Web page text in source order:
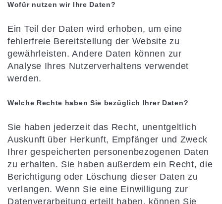
Wofür nutzen wir Ihre Daten?
Ein Teil der Daten wird erhoben, um eine
fehlerfreie Bereitstellung der Website zu
gewährleisten. Andere Daten können zur
Analyse Ihres Nutzerverhaltens verwendet
werden.
Welche Rechte haben Sie bezüglich Ihrer Daten?
Sie haben jederzeit das Recht, unentgeltlich
Auskunft über Herkunft, Empfänger und Zweck
Ihrer gespeicherten personenbezogenen Daten
zu erhalten. Sie haben außerdem ein Recht, die
Berichtigung oder Löschung dieser Daten zu
verlangen. Wenn Sie eine Einwilligung zur
Datenverarbeitung erteilt haben, können Sie